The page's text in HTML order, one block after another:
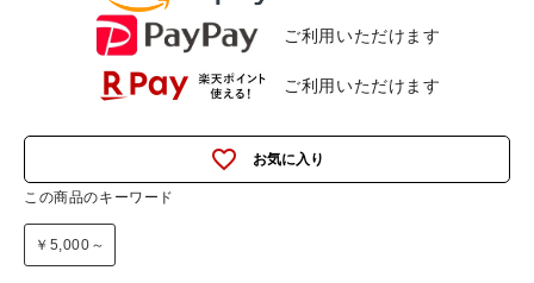
ご利用いただけます
ご利用いただけます
favorite_outline
この商品のキーワード
￥5,000～